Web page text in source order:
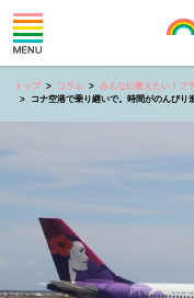
トップ コラム
みんなに教えたい！フ
コナ空港で乗り継いで。時間がのんびり